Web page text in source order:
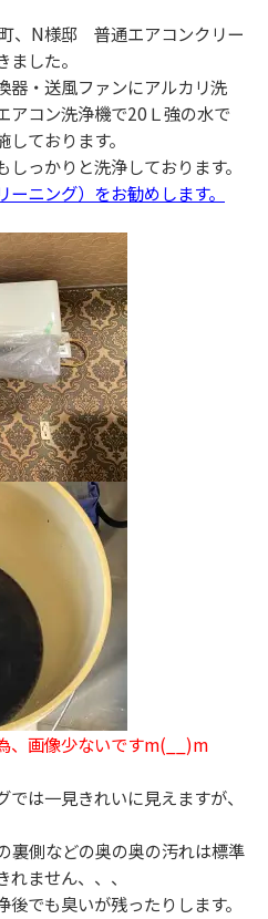
、N様邸 普通エアコンクリー
した。
器・送風ファンにアルカリ洗
アコン洗浄機で20Ｌ強の水で
ております。
っかりと洗浄しております。
ニング）をお勧めします。
、画像少ないですm(__)m
は一見きれいに見えますが、
裏側などの奥の奥の汚れは標準
ません、、、
でも臭いが残ったりします。